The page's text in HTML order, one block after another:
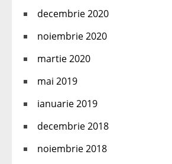
decembrie 2020
noiembrie 2020
martie 2020
mai 2019
ianuarie 2019
decembrie 2018
noiembrie 2018